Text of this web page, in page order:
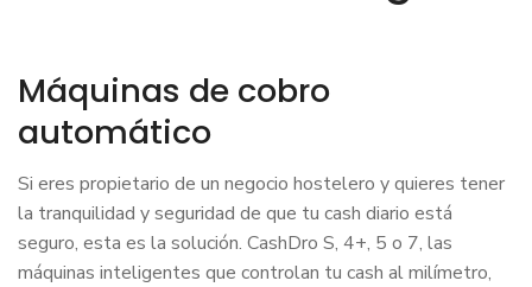
Máquinas de cobro
automático
Si eres propietario de un negocio hostelero y quieres tener
la tranquilidad y seguridad de que tu cash diario está
seguro, esta es la solución. CashDro S, 4+, 5 o 7, las
máquinas inteligentes que controlan tu cash al milímetro,